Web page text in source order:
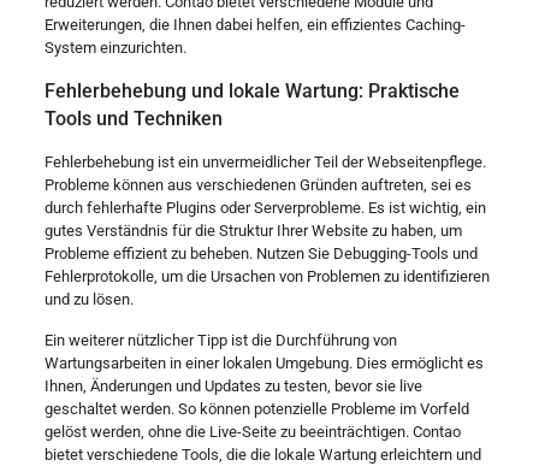
Erweiterungen, die Ihnen dabei helfen, ein effizientes Caching-
System einzurichten.
Fehlerbehebung und lokale Wartung: Praktische
Tools und Techniken
Fehlerbehebung ist ein unvermeidlicher Teil der Webseitenpflege.
Probleme können aus verschiedenen Gründen auftreten, sei es
durch fehlerhafte Plugins oder Serverprobleme. Es ist wichtig, ein
gutes Verständnis für die Struktur Ihrer Website zu haben, um
Probleme effizient zu beheben. Nutzen Sie Debugging-Tools und
Fehlerprotokolle, um die Ursachen von Problemen zu identifizieren
und zu lösen.
Ein weiterer nützlicher Tipp ist die Durchführung von
Wartungsarbeiten in einer lokalen Umgebung. Dies ermöglicht es
Ihnen, Änderungen und Updates zu testen, bevor sie live
geschaltet werden. So können potenzielle Probleme im Vorfeld
gelöst werden, ohne die Live-Seite zu beeinträchtigen. Contao
bietet verschiedene Tools, die die lokale Wartung erleichtern und